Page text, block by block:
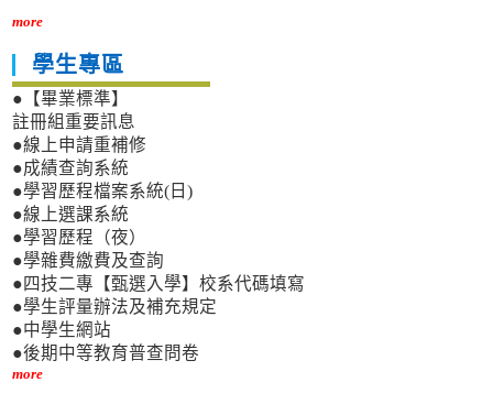
more
學生專區
●【畢業標準】
註冊組重要訊息
●線上申請重補修
●成績查詢系統
●學習歷程檔案系統(日)
●線上選課系統
●學習歷程（夜）
●學雜費繳費及查詢
●四技二專【甄選入學】校系代碼填寫
●學生評量辦法及補充規定
●中學生網站
●後期中等教育普查問卷
more